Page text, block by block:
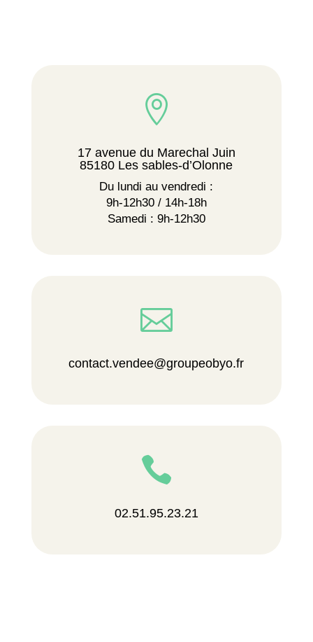

17 avenue du Marechal Juin
85180 Les sables-d’Olonne
Du lundi au vendredi :
9h-12h30 / 14h-18h
Samedi : 9h-12h30

contact.vendee@groupeobyo.fr

02.51.95.23.21